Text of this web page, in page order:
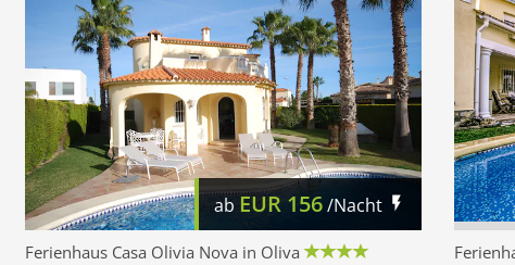
ab EUR 156/Nacht
Ferienhaus Casa Olivia Nova in Oliva